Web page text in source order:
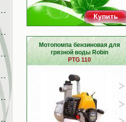
Купить
Мотопомпа бензиновая для
грязной воды Robin
PTG 110